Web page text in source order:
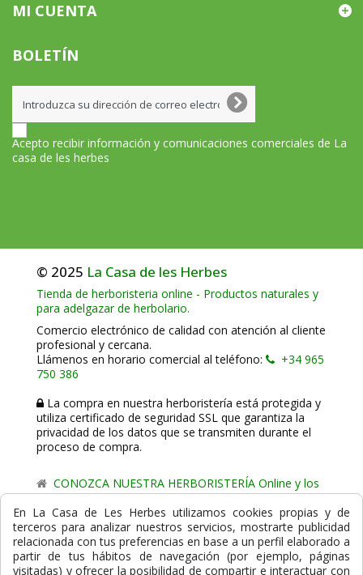
MI CUENTA
BOLETÍN
Acepto recibir información y comunicaciones comerciales de La
casa de les herbes
© 2025 La Casa de les Herbes
Tienda de herboristeria online - Productos naturales y
para adelgazar de herbolario.
Comercio electrónico de calidad con atención al cliente
profesional y cercana.
Llámenos en horario comercial al teléfono:
+34 965
750 386
La compra en nuestra herboristería está protegida y
utiliza certificado de seguridad SSL que garantiza la
privacidad de los datos que se transmiten durante el
proceso de compra.
CONOZCA NUESTRA HERBORISTERÍA Online y los
comercio de proximidad de La Casa de les Herbes.
Powered byGesdi.com E-Commerce - Tiendas online
profesionales y seguras
En La Casa de Les Herbes utilizamos cookies propias y de
terceros para analizar nuestros servicios, mostrarte publicidad
relacionada con tus preferencias en base a un perfil elaborado a
partir de tus hábitos de navegación (por ejemplo, páginas
visitadas) y ofrecer la posibilidad de compartir e interactuar con